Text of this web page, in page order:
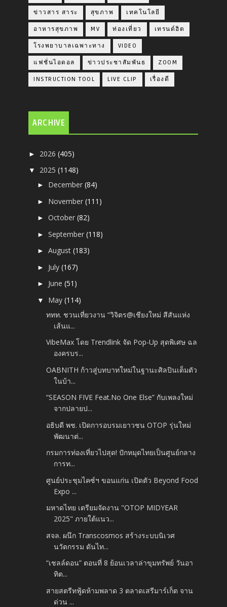
ข่าวสาร สาระ สุขภาพ เทคโนโลยี
อาหารสุขภาพ MV ท่องเที่ยว เทรนด์ฮิต
โรงพยาบาลเฉพาะทาง VIDEO
แฟชั่นไอดอล ข่าวประชาสัมพันธ ZOOM
INSTRUCTION TOOL LIVE CLIP เรื่องดี
ARCHIVE
► 2026(405)
▼ 2025(1148)
► December(84)
► November(111)
►October(82)
►September(118)
►August(183)
► July(167)
► June(51)
▼ May(114)
ททท. ชวนเที่ยวงาน “วิจิตร@เชียงใหม่ สีสันแห่ง
เส้นแ...
VibeMax โดย Trendlink จัด Pop-Up สุดพิเศษ ฉล
องครบร...
OABNITH ก้าวสู่บทบาทใหม่ในฐานะศิลปินเต็มตัว
ในบ้า...
“SEASON FIVE Feat.No One Else” กับเพลงใหม่
จากปลายป...
อธิบดี พช. เปิดการอบรมเยาวชน OTOP รุ่นใหม่
พัฒนาต่...
กรมการท่องเที่ยวไปสุด! ปักหมุดไทยเป็นศูนย์กลาง
การท...
ศูนย์ประชุมไคซ์ฯ ขอนแก่น เปิดตัว Beyond Food
Expo ...
มหาดไทย เตรียมจัดงาน "OTOP MIDYEAR
2025" ภายใต้แนว...
สจล. ผนึก Transcosmos สร้างระบบนิเวศ
นวัตกรรม ดันไท...
“เชลล์ดอน” ตอนที่ 8 ย้อนเวลาล่าขุมทรัพย์ วันอา
ทิต...
สายสตรีทฟู้ดห้ามพลาด 3 ตลาดเสรีมาร์เก็ต จาน
ด่วน ...